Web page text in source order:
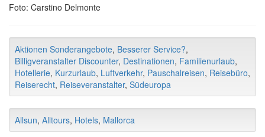
Foto: Carstino Delmonte
Aktionen Sonderangebote, Besserer Service?,
Billigveranstalter Discounter, Destinationen, Familienurlaub,
Hotellerie, Kurzurlaub, Luftverkehr, Pauschalreisen, Reisebüro,
Reiserecht, Reiseveranstalter, Südeuropa
Allsun, Alltours, Hotels, Mallorca